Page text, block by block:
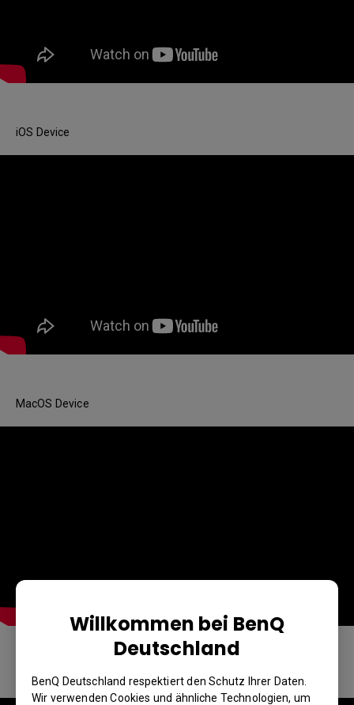
Willkommen bei BenQ
Deutschland
BenQ Deutschland respektiert den Schutz Ihrer Daten.
Wir verwenden Cookies und ähnliche Technologien, um
iOS Device
MacOS Device
Windows Device